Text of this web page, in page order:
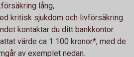
lång,
kritisk sjukdom och livförsäkring.
kontaktar du ditt bankkontor
värde ca 1 100 kronor*, med de
av exemplet nedan.